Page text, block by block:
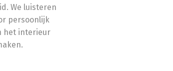
We luisteren
persoonlijk
het interieur